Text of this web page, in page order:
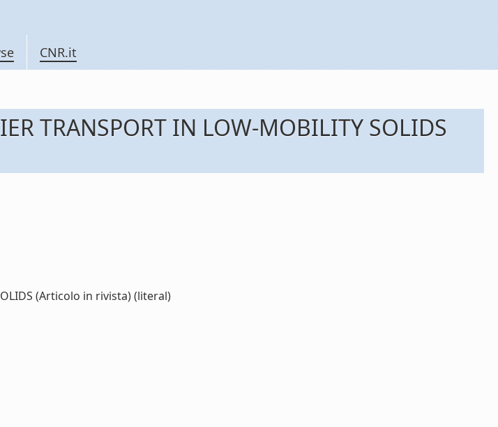
CNR.it
TRANSPORT IN LOW-MOBILITY SOLIDS
(Articolo in rivista) (literal)